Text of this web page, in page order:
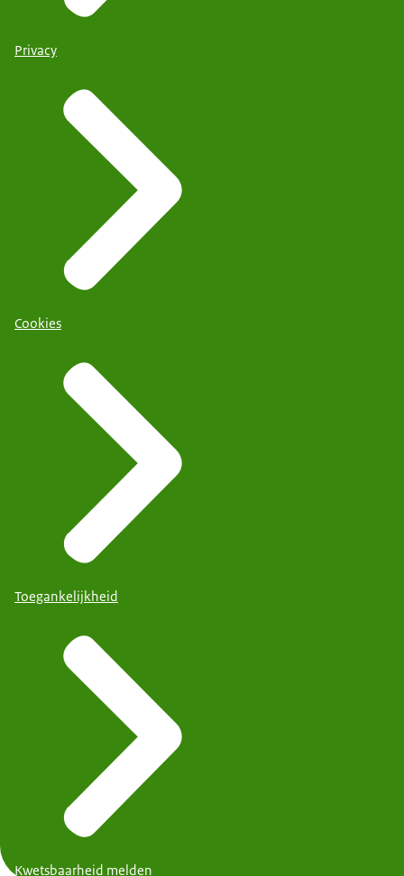
Privacy
Cookies
Toegankelijkheid
Kwetsbaarheid melden